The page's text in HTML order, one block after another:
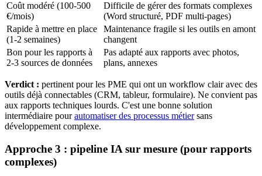
Coût modéré (100-500
€/mois)
Difficile de gérer des formats complexes
(Word structuré, PDF multi-pages)
Rapide à mettre en place
(1-2 semaines)
Maintenance fragile si les outils en amont
changent
Bon pour les rapports à
2-3 sources de données
Pas adapté aux rapports avec photos,
plans, annexes
Verdict : pertinent pour les PME qui ont un workflow clair avec des
outils déjà connectables (CRM, tableur, formulaire). Ne convient pas
aux rapports techniques lourds. C'est une bonne solution
intermédiaire pourautomatiser des processus métiersans
développement complexe.
Approche 3 : pipeline IA sur mesure (pour rapports
complexes)